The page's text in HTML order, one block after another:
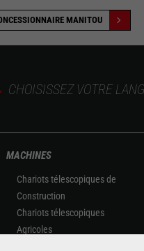
MANITOU
CHOISISSEZ VOTRE
MACHINES
Chariots télescopiques de
Construction
Chariots télescopiques
Agricoles